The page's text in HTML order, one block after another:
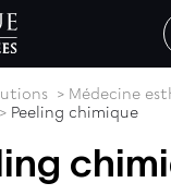
Médecine
Peeling chimique